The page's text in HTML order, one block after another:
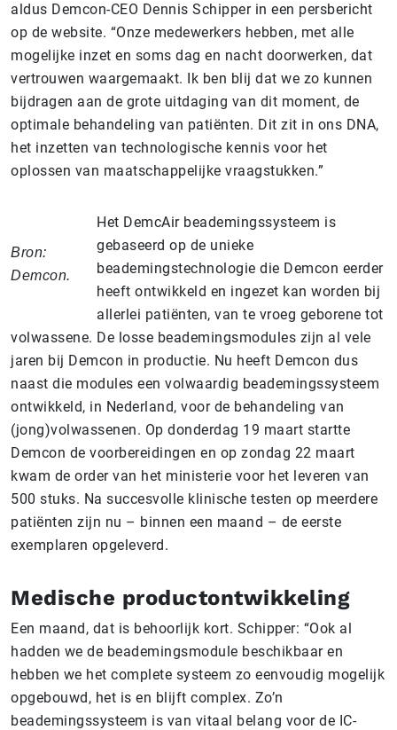
aldus Demcon-CEO Dennis Schipper in een persbericht
op de website. “Onze medewerkers hebben, met alle
mogelijke inzet en soms dag en nacht doorwerken, dat
vertrouwen waargemaakt. Ik ben blij dat we zo kunnen
bijdragen aan de grote uitdaging van dit moment, de
optimale behandeling van patiënten. Dit zit in ons DNA,
het inzetten van technologische kennis voor het
oplossen van maatschappelijke vraagstukken.”
Bron:
Demcon.
Het DemcAir beademingssysteem is
gebaseerd op de unieke
beademingstechnologie die Demcon eerder
heeft ontwikkeld en ingezet kan worden bij
allerlei patiënten, van te vroeg geborene tot
volwassene. De losse beademingsmodules zijn al vele
jaren bij Demcon in productie. Nu heeft Demcon dus
naast die modules een volwaardig beademingssysteem
ontwikkeld, in Nederland, voor de behandeling van
(jong)volwassenen. Op donderdag 19 maart startte
Demcon de voorbereidingen en op zondag 22 maart
kwam de order van het ministerie voor het leveren van
500 stuks. Na succesvolle klinische testen op meerdere
patiënten zijn nu – binnen een maand – de eerste
exemplaren opgeleverd.
Medische productontwikkeling
Een maand, dat is behoorlijk kort. Schipper: “Ook al
hadden we de beademingsmodule beschikbaar en
hebben we het complete systeem zo eenvoudig mogelijk
opgebouwd, het is en blijft complex. Zo’n
beademingssysteem is van vitaal belang voor de IC-